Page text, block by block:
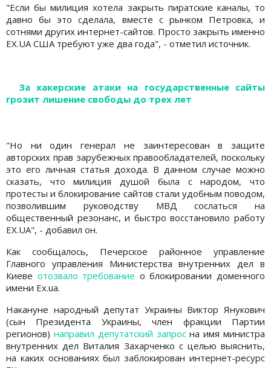
"Если бы милиция хотела закрыть пиратские каналы, то
давно бы это сделала, вместе с рынком Петровка, и
сотнями других интернет-сайтов. Просто закрыть именно
EX.UA США требуют уже два года", - отметил источник.
За хакерские атаки на государственные сайты
грозит лишение свободы до трех лет
"Но ни один генерал не заинтересован в защите
авторских прав зарубежных правообладателей, поскольку
это его личная статья дохода. В данном случае можно
сказать, что милиция душой была с народом, что
протесты и блокирование сайтов стали удобным поводом,
позволившим руководству МВД сослаться на
общественный резонанс, и быстро восстановило работу
EX.UA", - добавил он.
Как сообщалось, Печерское районное управление
Главного управления Министерства внутренних дел в
Киеве отозвало требование о блокировании доменного
имени Ex.ua.
Накануне народный депутат Украины Виктор Янукович
(сын Президента Украины, член фракции Партии
регионов) направил депутатский запросна имя министра
внутренних дел Виталия Захарченко с целью выяснить,
на каких основаниях был заблокирован интернет-ресурс